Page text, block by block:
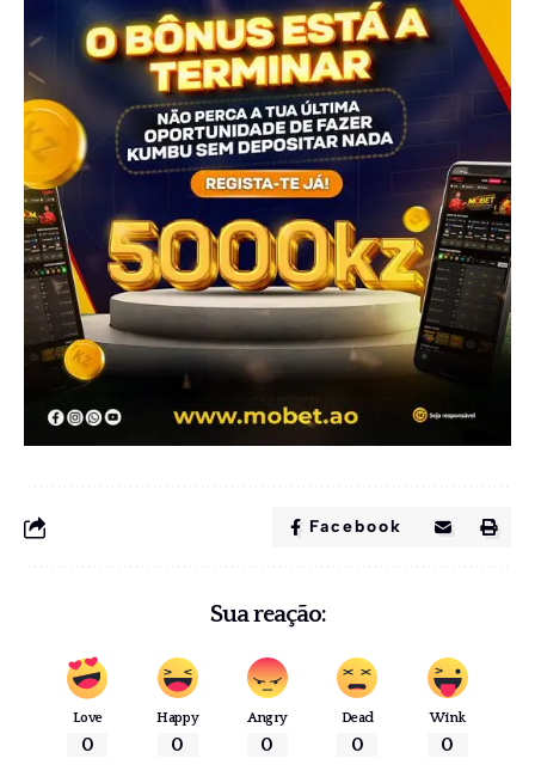
Facebook
Sua reação:
Love
0
Happy
0
Angry
0
Dead
0
Wink
0